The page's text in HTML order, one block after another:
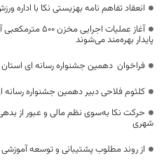
انعقاد تفاهم نامه بهزیستی نکا با اداره
پایدار بهره‌مند می‌شوند
فراخوان دهمین جشنواره رسانه ای استان
کلثوم فلاحی دبیر دهمین جشنواره رسانه
حرکت نکا به‌سوی نظم مالی و عبور از
شهری
از روند مطلوب پشتیبانی و توسعه آموزشی